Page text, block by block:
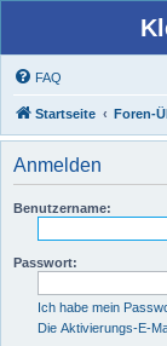
FAQ
Startseite Foren-
Anmelden
Benutzername:
Passwort:
Ich habe mein
Die Aktivierungs-E-